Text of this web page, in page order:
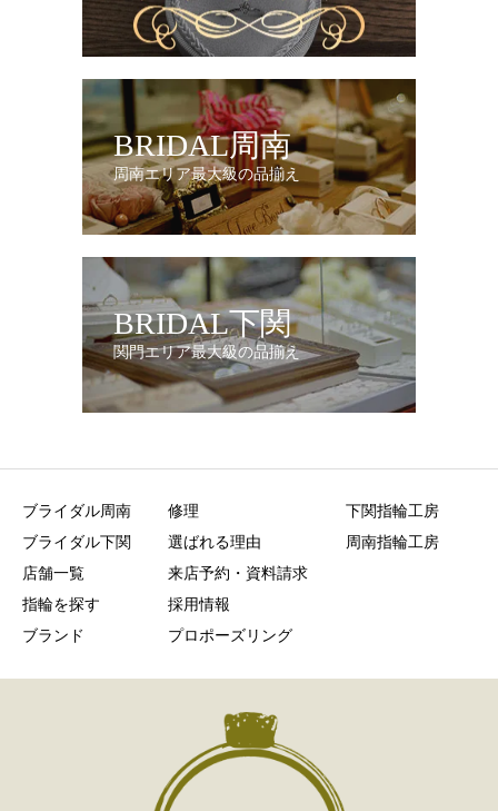
BRIDAL周南
周南エリア最大級の品揃え
BRIDAL下関
関門エリア最大級の品揃え
ブライダル周南
ブライダル下関
店舗一覧
指輪を探す
ブランド
修理
選ばれる理由
来店予約・資料請求
採用情報
プロポーズリング
下関指輪工房
周南指輪工房